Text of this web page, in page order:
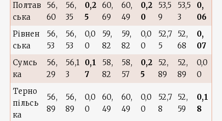
Полтав
ська
56,
60
56,
35
0,2
5
60,
69
60,
49
0,2
0
53,5
9
53,5
3
0,
06
Рівнен
ська
56,
53
56,
53
0,0
0
59,
82
59,
82
0,0
0
52,7
5
52,
68
0,
07
Сумсь
ка
56,
29
56,1
3
0,1
7
58,
82
58,
57
0,2
5
52,
89
52,
89
0,0
0
Терно
пільсь
ка
56,
89
56,
89
0,0
0
60,
49
60,
49
0,0
0
52,7
8
52,
59
0,1
8